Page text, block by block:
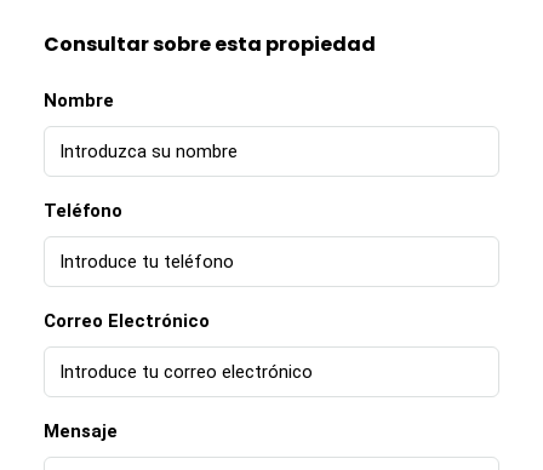
Consultar sobre esta propiedad
Nombre
Teléfono
Correo Electrónico
Mensaje